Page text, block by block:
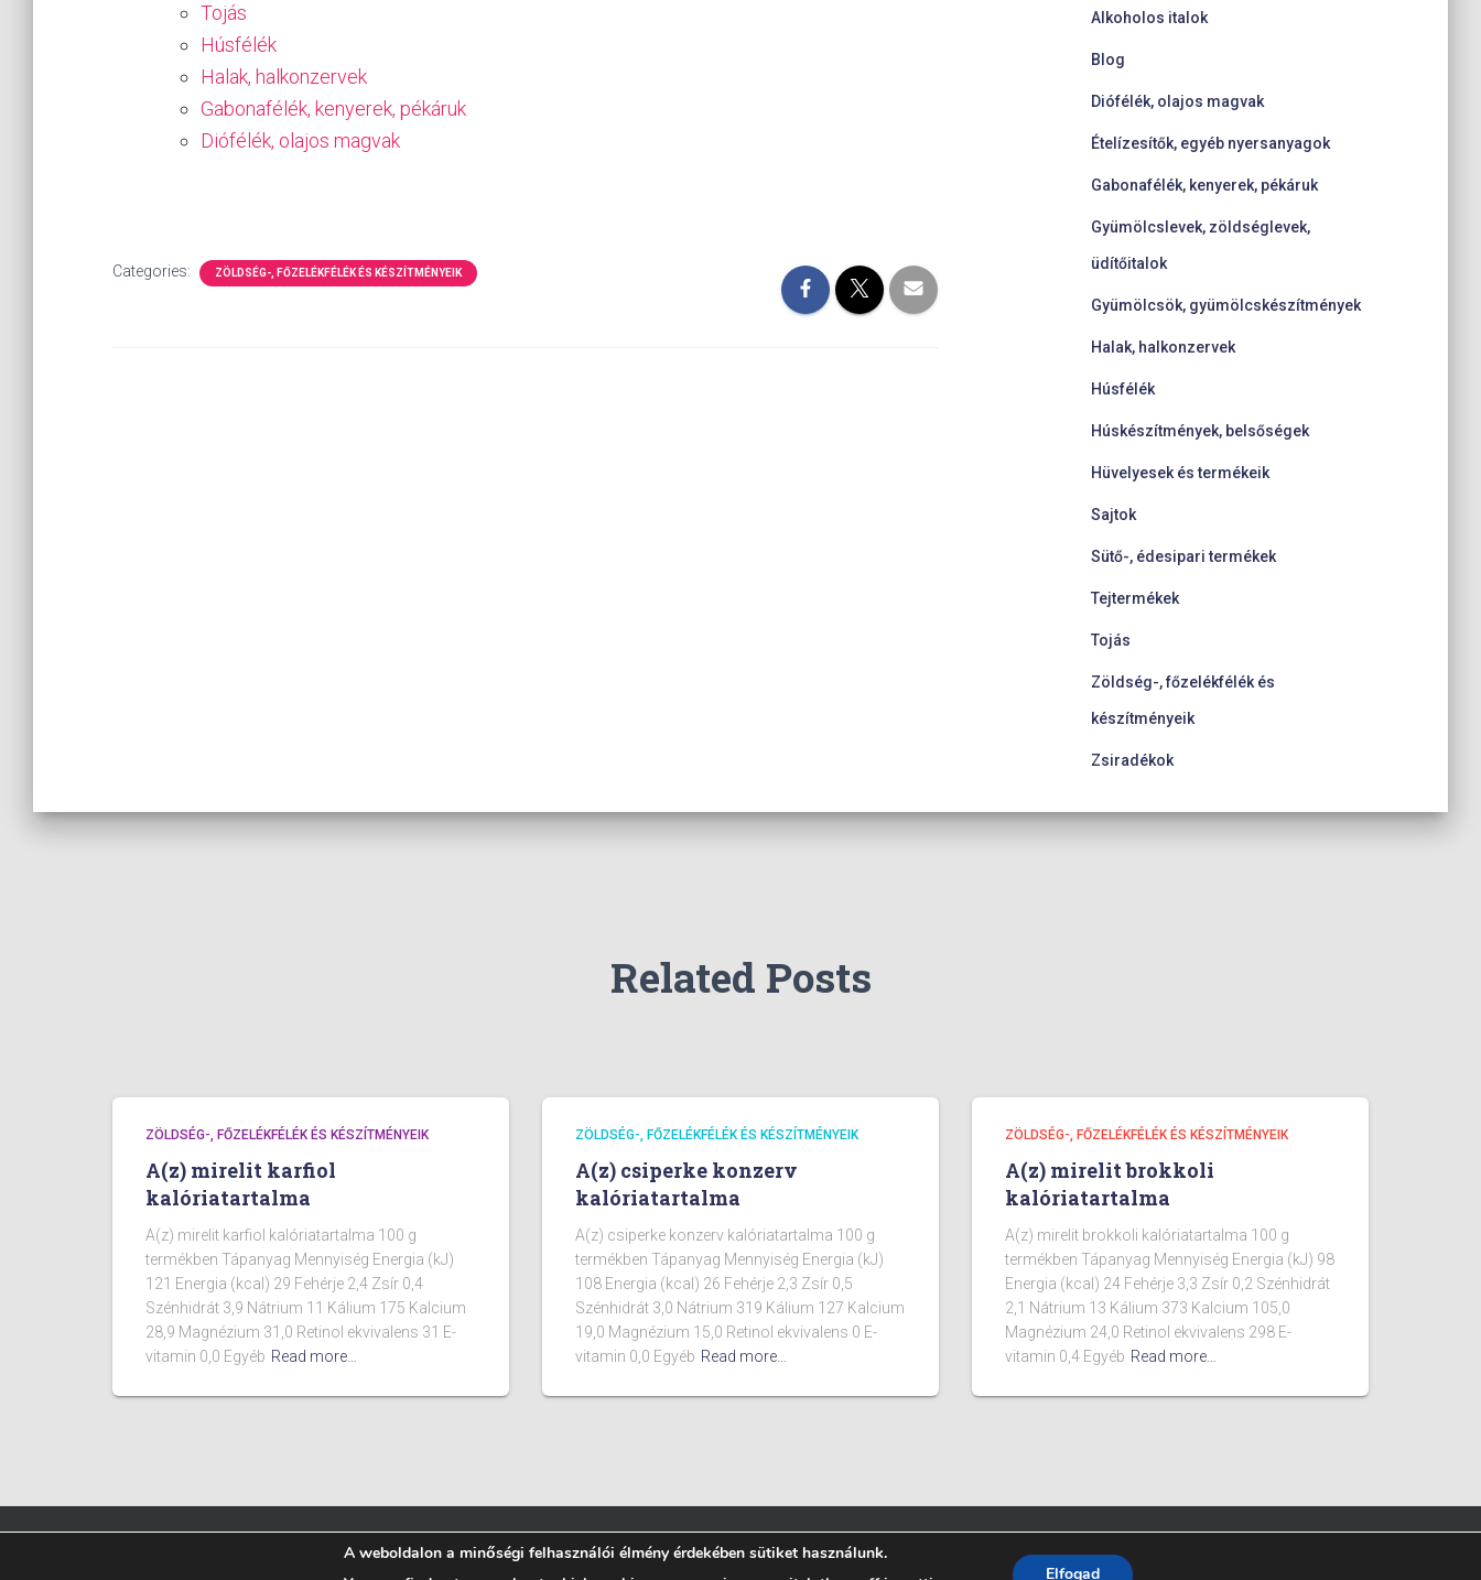
Tojás
Húsfélék
Halak, halkonzervek
Gabonafélék, kenyerek, pékáruk
Diófélék, olajos magvak
Categories: ZÖLDSÉG-, FŐZELÉKFÉLÉK ÉS KÉSZÍTMÉNYEIK
Alkoholos italok
Blog
Diófélék, olajos magvak
Ételízesítők, egyéb nyersanyagok
Gabonafélék, kenyerek, pékáruk
Gyümölcslevek, zöldséglevek,
üdítőitalok
Gyümölcsök, gyümölcskészítmények
Halak, halkonzervek
Húsfélék
Húskészítmények, belsőségek
Hüvelyesek és termékeik
Sajtok
Sütő-, édesipari termékek
Tejtermékek
Tojás
Zöldség-, főzelékfélék és
készítményeik
Zsiradékok
Related Posts
ZÖLDSÉG-, FŐZELÉKFÉLÉK ÉS KÉSZÍTMÉNYEIK
A(z) mirelit karfiol
kalóriatartalma
A(z) mirelit karfiol kalóriatartalma 100 g
termékben Tápanyag Mennyiség Energia (kJ)
121 Energia (kcal) 29 Fehérje 2,4 Zsír 0,4
Szénhidrát 3,9 Nátrium 11 Kálium 175 Kalcium
28,9 Magnézium 31,0 Retinol ekvivalens 31 E-
vitamin 0,0 Egyéb Read more…
ZÖLDSÉG-, FŐZELÉKFÉLÉK ÉS KÉSZÍTMÉNYEIK
A(z) csiperke konzerv
kalóriatartalma
A(z) csiperke konzerv kalóriatartalma 100 g
termékben Tápanyag Mennyiség Energia (kJ)
108 Energia (kcal) 26 Fehérje 2,3 Zsír 0,5
Szénhidrát 3,0 Nátrium 319 Kálium 127 Kalcium
19,0 Magnézium 15,0 Retinol ekvivalens 0 E-
vitamin 0,0 Egyéb Read more…
ZÖLDSÉG-, FŐZELÉKFÉLÉK ÉS KÉSZÍTMÉNYEIK
A(z) mirelit brokkoli
kalóriatartalma
A(z) mirelit brokkoli kalóriatartalma 100 g
termékben Tápanyag Mennyiség Energia (kJ) 98
Energia (kcal) 24 Fehérje 3,3 Zsír 0,2 Szénhidrát
2,1 Nátrium 13 Kálium 373 Kalcium 105,0
Magnézium 24,0 Retinol ekvivalens 298 E-
vitamin 0,4 Egyéb Read more…
Fitpont - 2025 - Minden jog fenntartva.
A weboldalon a minőségi felhasználói élmény érdekében sütiket használunk.
Elfogad